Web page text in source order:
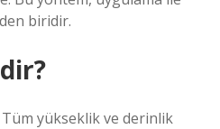
biridir.
yükseklik ve derinlik